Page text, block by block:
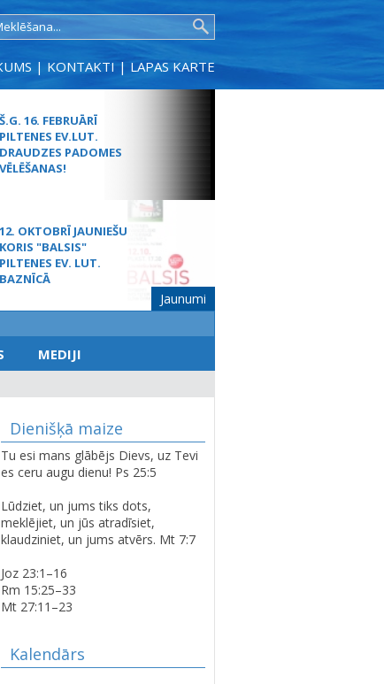
| KONTAKTI| LAPAS KARTE
Š.G. 16. FEBRUĀRĪ
PILTENES EV.LUT.
DRAUDZES PADOMES
VĒLĒŠANAS!
12. OKTOBRĪ JAUNIEŠU
KORIS "BALSIS"
PILTENES EV. LUT.
BAZNĪCĀ
MŪŽĪBAS SVĒTDIENAS
DIEVKALPOJUMS
LATVIJAS SIMTGADEI
VELTĪTS
DIEVKALPOJUMS
SPĀRES BAZNĪCĀ
SPĀRES EVAŅĢĒLISKI
LUTERISKAJAI BAZNĪCAI
360
Jaunumi
MEDIJI
Dienišķā maize
Tu esi mans glābējs Dievs, uz Tevi
es ceru augu dienu! Ps 25:5
Lūdziet, un jums tiks dots,
meklējiet, un jūs atradīsiet,
klaudziniet, un jums atvērs. Mt 7:7
Joz 23:1–16
Rm 15:25–33
Mt 27:11–23
Kalendārs